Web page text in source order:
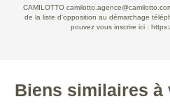
CAMILOTTO
de la liste d'opposition au démarchage
pouvez vous inscrire ici :
Biens similaires à